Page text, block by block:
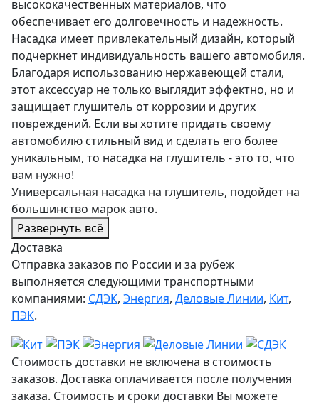
высококачественных материалов, что
обеспечивает его долговечность и надежность.
Насадка имеет привлекательный дизайн, который
подчеркнет индивидуальность вашего автомобиля.
Благодаря использованию нержавеющей стали,
этот аксессуар не только выглядит эффектно, но и
защищает глушитель от коррозии и других
повреждений. Если вы хотите придать своему
автомобилю стильный вид и сделать его более
уникальным, то насадка на глушитель - это то, что
вам нужно!
Универсальная насадка на глушитель, подойдет на
большинство марок авто.
Развернуть всё
Доставка
Отправка заказов по России и за рубеж
выполняется следующими транспортными
компаниями: СДЭК, Энергия, Деловые Линии, Кит,
ПЭК.
Стоимость доставки не включена в стоимость
заказов. Доставка оплачивается после получения
заказа. Стоимость и сроки доставки Вы можете